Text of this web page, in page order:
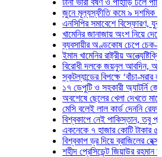
জুনে মূল্যস্ফীতি কমে ৯ দশমিক ১৬
এনসিপির সমাবেশে বিস্ফোরণ, যুবলীগের
খামেনির জানাজায় অংশ নিয়ে দেশে
ব্যবসায়ীর অণ্ডকোষ চেপে চেক-
ইমাম খামেনির রাষ্ট্রীয় অন্ত্যেষ্টিক্রিয়ায়
বিরোধী দলকে জয়নুল আবদিন, আপনারা
স্কটল্যান্ডের বিপক্ষে ‘বাঁচা-মরার
১৭ ডেপুটি ও সহকারী অ্যাটর্নি
অবশেষে ছেলের খেলা দেখতে মাঠে
মেসি বলেই লাল কার্ড দেননি রেফারি!
বিশ্বকাপে নেই পাকিস্তান, তবু প্রতিটি
একনেকে ৭ হাজার কোটি টাকার ৫
বিশ্বকাপ ড্র দিয়ে ব্রাজিলের হেক্সা মিশন
শহীদ প্রেসিডেন্ট জিয়াউর রহমান